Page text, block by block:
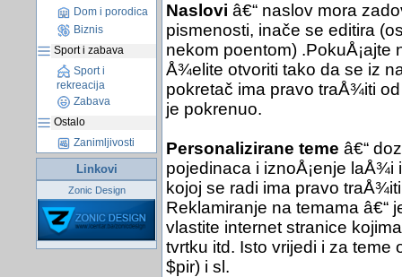
Dom i porodica
Biznis
Sport i zabava
Sport i
rekreacija
Zabava
Ostalo
Zanimljivosti
Linkovi
Zonic Design
Naslovi â€“ naslov mora
pismenosti, inače se editira
nekom poentom) .PokuÅ¡ajte
Å¾elite otvoriti tako da se iz
pokretač ima pravo traÅ¾iti
je pokrenuo.
Personalizirane teme â€“
pojedinaca i iznoÅ¡enje laÅ¾i
kojoj se radi ima pravo
Reklamiranje na temama â€“
vlastite internet stranice
tvrtku itd. Isto vrijedi i za teme
$pir) i sl.